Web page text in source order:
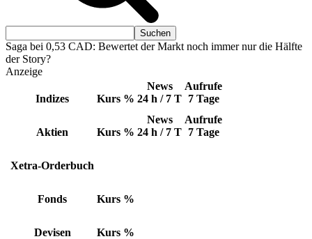
Saga bei 0,53 CAD: Bewertet der Markt noch immer nur die Hälfte
der Story?
Anzeige
Indizes Kurs %
News
24 h / 7 T
Aufrufe
7 Tage
Aktien Kurs %
News
24 h / 7 T
Aufrufe
7 Tage
Xetra-Orderbuch
Fonds Kurs %
Devisen Kurs %